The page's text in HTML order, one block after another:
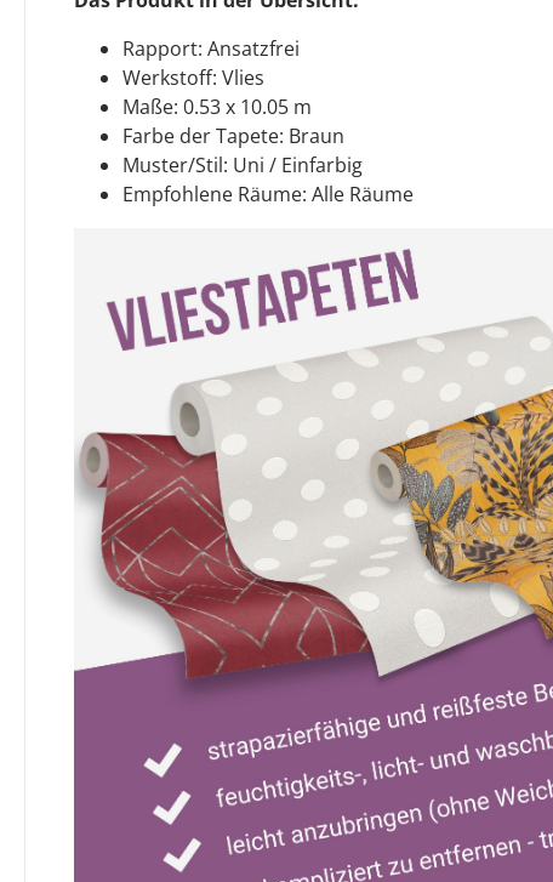
Rapport: Ansatzfrei
Werkstoff: Vlies
Maße: 0.53 x 10.05 m
Farbe der Tapete: Braun
Muster/Stil: Uni / Einfarbig
Empfohlene Räume: Alle Räume